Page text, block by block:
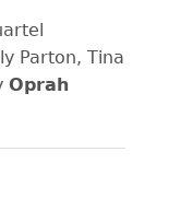
Parton, Tina
Oprah